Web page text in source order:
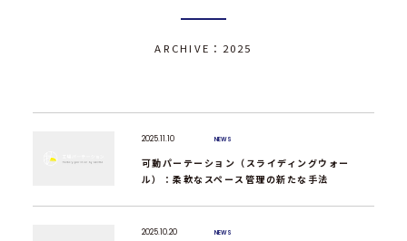
ARCHIVE：2025
2025.11.10 NEWS
可動パーテーション（スライディングウォー
ル）：柔軟なスペース管理の新たな手法
2025.10.20 NEWS